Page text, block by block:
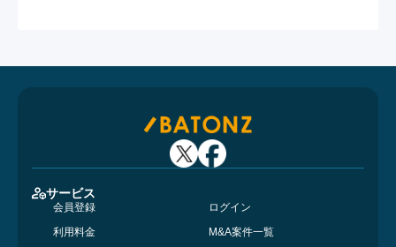
サービス
会員登録
ログイン
利用料金
M&A案件一覧